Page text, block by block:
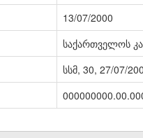
13/07/2000
საქართველოს
სსმ, 30, 27/07/